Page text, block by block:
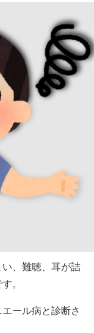
い、難聴、耳が詰
。
ール病と診断さ